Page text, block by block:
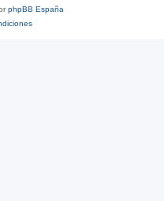
phpBB España